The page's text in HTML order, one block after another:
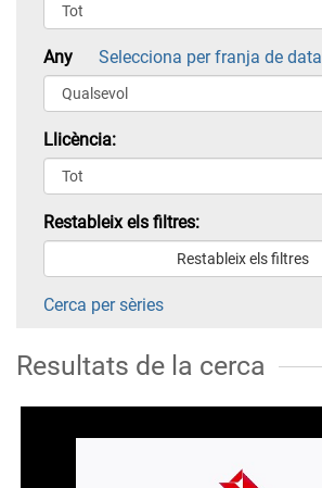
Any Selecciona per franja de data
Llicència:
Restableix els filtres:
Cerca per sèries
Resultats de la cerca